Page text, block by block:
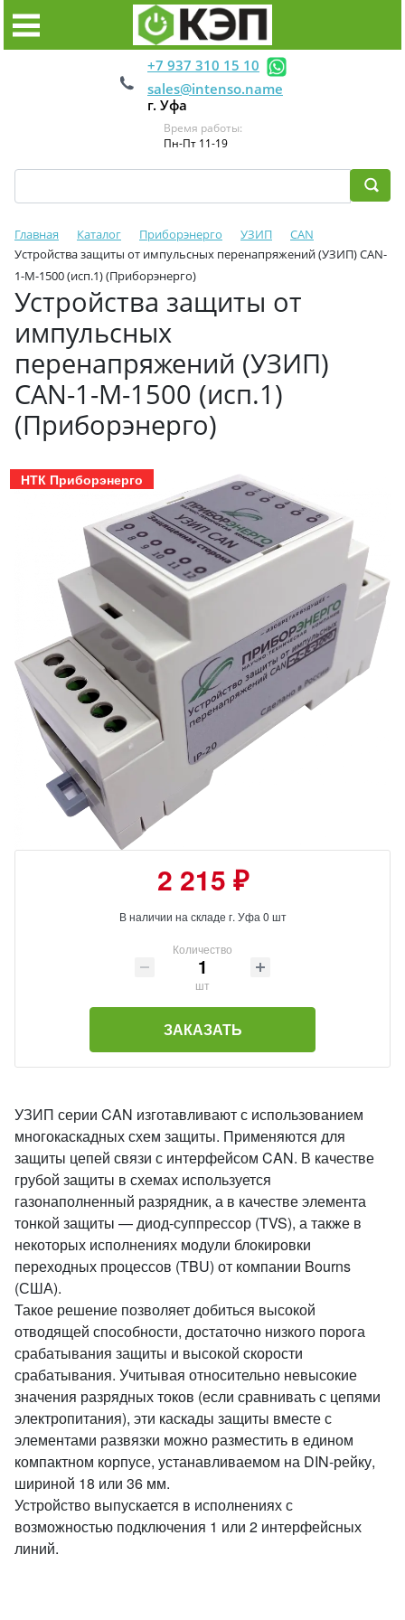
+7 937 310 15 10
sales@intenso.name
г. Уфа
Время работы:
Пн-Пт 11-19
Главная Каталог Приборэнерго УЗИП
CAN
Устройства защиты от импульсных перенапряжений (УЗИП) CAN-
1-M-1500 (исп.1) (Приборэнерго)
Устройства защиты от
импульсных
перенапряжений (УЗИП)
CAN-1-M-1500 (исп.1)
(Приборэнерго)
НТК Приборэнерго
2 215 ₽
В наличии на складе г. Уфа 0 шт
Количество
шт
ЗАКАЗАТЬ
УЗИП серии CAN изготавливают с использованием
многокаскадных схем защиты. Применяются для
защиты цепей связи с интерфейсом CAN. В качестве
грубой защиты в схемах используется
газонаполненный разрядник, а в качестве элемента
тонкой защиты — диод-суппрессор (TVS), а также в
некоторых исполнениях модули блокировки
переходных процессов (TBU) от компании Bourns
(США).
Такое решение позволяет добиться высокой
отводящей способности, достаточно низкого порога
срабатывания защиты и высокой скорости
срабатывания. Учитывая относительно невысокие
значения разрядных токов (если сравнивать с цепями
электропитания), эти каскады защиты вместе с
элементами развязки можно разместить в едином
компактном корпусе, устанавливаемом на DIN-рейку,
шириной 18 или 36 мм.
Устройство выпускается в исполнениях с
возможностью подключения 1 или 2 интерфейсных
линий.